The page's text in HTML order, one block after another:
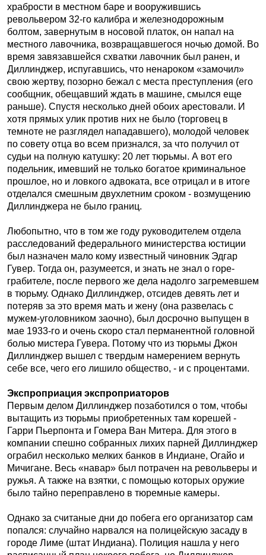
храбрости в местном баре и вооружившись
револьвером 32-го калибра и железнодорожным
болтом, завернутым в носовой платок, он напал на
местного лавочника, возвращавшегося ночью домой. Во
время завязавшейся схватки лавочник был ранен, и
Диллинджер, испугавшись, что ненароком «замочил»
свою жертву, позорно бежал с места преступления (его
сообщник, обещавший ждать в машине, смылся еще
раньше). Спустя несколько дней обоих арестовали. И
хотя прямых улик против них не было (торговец в
темноте не разглядел нападавшего), молодой человек
по совету отца во всем признался, за что получил от
судьи на полную катушку: 20 лет тюрьмы. А вот его
подельник, имевший не только богатое криминальное
прошлое, но и ловкого адвоката, все отрицал и в итоге
отделался смешным двухлетним сроком - возмущению
Диллинджера не было границ.
Любопытно, что в том же году руководителем отдела
расследований федерального министерства юстиции
был назначен мало кому известный чиновник Эдгар
Гувер. Тогда он, разумеется, и знать не знал о горе-
грабителе, после первого же дела надолго загремевшем
в тюрьму. Однако Диллинджер, отсидев девять лет и
потеряв за это время мать и жену (она развелась с
мужем-уголовником заочно), был досрочно выпущен в
мае 1933-го и очень скоро стал перманентной головной
болью мистера Гувера. Потому что из тюрьмы Джон
Диллинджер вышел с твердым намерением вернуть
себе все, чего его лишило общество, - и с процентами.
Экспроприация экспроприаторов
Первым делом Диллинджер позаботился о том, чтобы
вытащить из тюрьмы приобретенных там корешей -
Гарри Пьерпонта и Гомера Ван Митера. Для этого в
компании спешно собранных лихих парней Диллинджер
ограбил несколько мелких банков в Индиане, Огайо и
Мичигане. Весь «навар» был потрачен на револьверы и
ружья. А также на взятки, с помощью которых оружие
было тайно переправлено в тюремные камеры.
Однако за считаные дни до побега его организатор сам
попался: случайно нарвался на полицейскую засаду в
городе Лиме (штат Индиана). Полиция нашла у него